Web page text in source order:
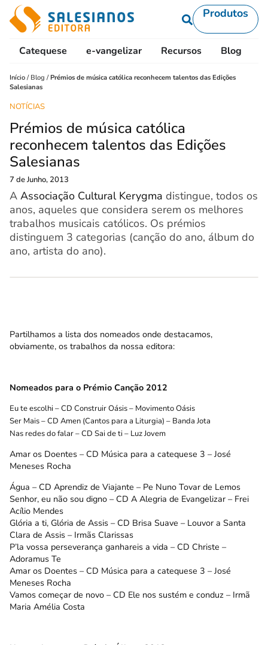
Produtos
Catequese e-vangelizar Recursos Blog
Início / Blog /Prémios de música católica reconhecem talentos das Edições
Salesianas
NOTÍCIAS
Prémios de música católica
reconhecem talentos das Edições
Salesianas
7 de Junho, 2013
A Associação Cultural Kerygma distingue, todos os
anos, aqueles que considera serem os melhores
trabalhos musicais católicos. Os prémios
distinguem 3 categorias (canção do ano, álbum do
ano, artista do ano).
Partilhamos a lista dos nomeados onde destacamos,
obviamente, os trabalhos da nossa editora:
Nomeados para o Prémio Canção 2012
Eu te escolhi – CD Construir Oásis – Movimento Oásis
Ser Mais – CD Amen (Cantos para a Liturgia) – Banda Jota
Nas redes do falar – CD Sai de ti – Luz Jovem
Amar os Doentes – CD Música para a catequese 3 – José
Meneses Rocha
Água – CD Aprendiz de Viajante – Pe Nuno Tovar de Lemos
Senhor, eu não sou digno – CD A Alegria de Evangelizar – Frei
Acílio Mendes
Glória a ti, Glória de Assis – CD Brisa Suave – Louvor a Santa
Clara de Assis – Irmãs Clarissas
P’la vossa perseverança ganhareis a vida – CD Christe –
Adoramus Te
Amar os Doentes – CD Música para a catequese 3 – José
Meneses Rocha
Vamos começar de novo – CD Ele nos sustém e conduz – Irmã
Maria Amélia Costa